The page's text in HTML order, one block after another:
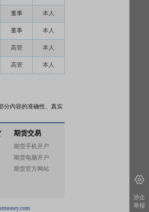
董事
本人
董事
本人
高管
本人
高管 本人
分内容的准确性、真实
期货交易
期货手机开户
期货电脑开户
期货官方网站
涉企
举报